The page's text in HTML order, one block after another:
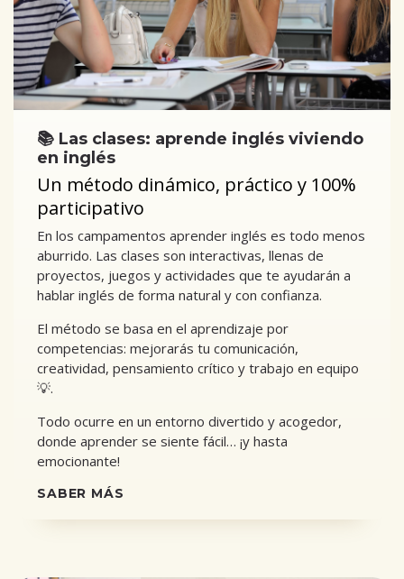
📚 Las clases: aprende inglés viviendo
en inglés
Un método dinámico, práctico y 100%
participativo
En los campamentos aprender inglés es todo menos
aburrido. Las clases son interactivas, llenas de
proyectos, juegos y actividades que te ayudarán a
hablar inglés de forma natural y con confianza.
El método se basa en el aprendizaje por
competencias: mejorarás tu comunicación,
creatividad, pensamiento crítico y trabajo en equipo
💡.
Todo ocurre en un entorno divertido y acogedor,
donde aprender se siente fácil… ¡y hasta
emocionante!
SABER MÁS